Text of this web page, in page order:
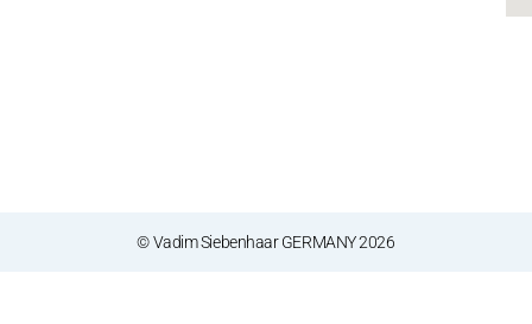
© Vadim Siebenhaar GERMANY 2026